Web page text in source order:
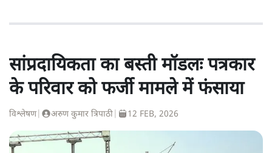
सांप्रदायिकता का बस्ती मॉडलः पत्रकार
के परिवार को फर्जी मामले में फंसाया
विश्लेषण| अरुण कुमार त्रिपाठी 12 FEB, 2026